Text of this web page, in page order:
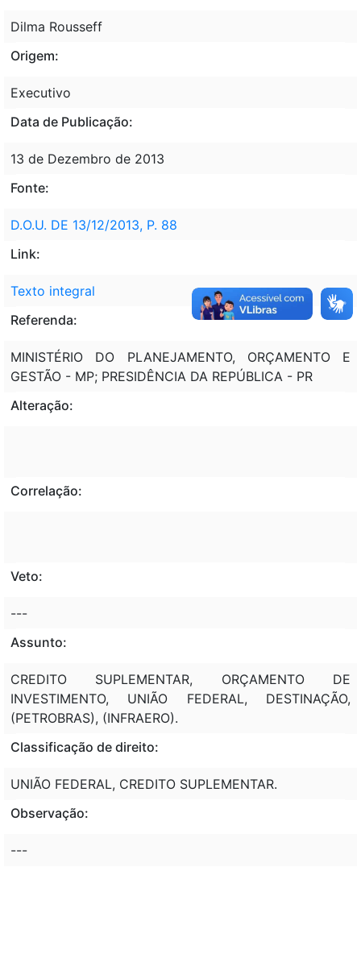
Dilma Rousseff
Origem:
Executivo
Data de Publicação:
13 de Dezembro de 2013
Fonte:
D.O.U. DE 13/12/2013, P. 88
Link:
Texto integral
Referenda:
MINISTÉRIO DO PLANEJAMENTO, ORÇAMENTO E
GESTÃO - MP; PRESIDÊNCIA DA REPÚBLICA - PR
Alteração:
Correlação:
Veto:
---
Assunto:
CREDITO SUPLEMENTAR, ORÇAMENTO DE
INVESTIMENTO, UNIÃO FEDERAL, DESTINAÇÃO,
(PETROBRAS), (INFRAERO).
Classificação de direito:
UNIÃO FEDERAL, CREDITO SUPLEMENTAR.
Observação:
---